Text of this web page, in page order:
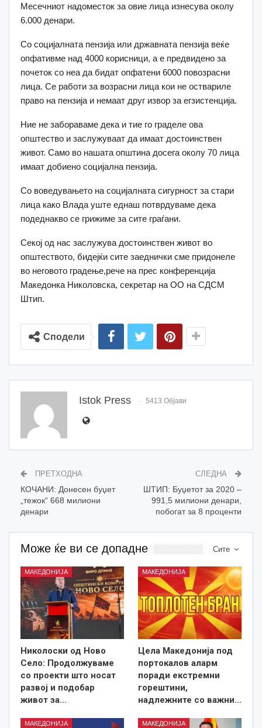
Месечниот надоместок за овие лица изнесува околу
6.000 денари.
Со социјалната пензија или државната пензија веќе
опфативме над 4000 корисници, а е предвидено за
почеток со неа да бидат опфатени 6000 повозрасни
лица. Се работи за возрасни лица кои не оствариле
право на пензија и немаат друг извор за егзистенција.
Ние не забораваме дека и тие го граделе ова
општество и заслужуваат да имаат достоинствен
живот. Само во нашата општина досега околу 70 лица
имаат добиено социјална пензија.
Со воведувањето на социјалната сигурност за стари
лица како Влада уште еднаш потврдуваме дека
подеднакво се грижиме за сите граѓани.
Секој од нас заслужува достоинствен живот во
општеството, бидејќи сите заеднички сме придонеле
во неговото градење,рече на прес конференција
Македонка Николовска, секретар на ОО на СДСМ
Штип.
Сподели
Istok Press 5413 Објави
ПРЕТХОДНА
КОЧАНИ: Донесен буџет
„тежок“ 668 милиони
денари
СЛЕДНА
ШТИП: Буџетот за 2020 –
991,5 милиони денари,
побогат за 8 проценти
Сите
Може ќе ви се допадне
МАКЕДОНИЈА
Николоски од Ново
Село: Продолжуваме
со проекти што носат
развој и подобар
живот за…
МАКЕДОНИЈА
Цела Македонија под
портокалов аларм
поради екстремни
горештини,
надлежните со важни…
МАКЕДОНИЈА МАКЕДОНИЈА